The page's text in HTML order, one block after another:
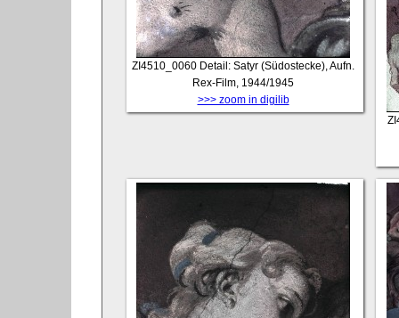
ZI4510_0060 Detail: Satyr (Südostecke), Aufn.
Rex-Film, 1944/1945
>>> zoom in digilib